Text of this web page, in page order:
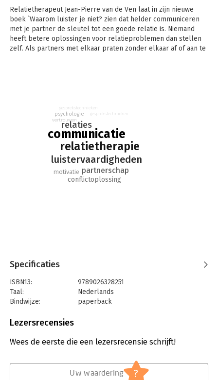
Relatietherapeut Jean-Pierre van de Ven laat in zijn nieuwe
boek `Waarom luister je niet? zien dat helder communiceren
met je partner de sleutel tot een goede relatie is. Niemand
heeft betere oplossingen voor relatieproblemen dan stellen
zelf. Als partners met elkaar praten zonder elkaar af of aan te
toegankelijke uitleg van psychologische theorieën, laat Jean-
Pierre van de Ven in `Waarom luister je niet? zien dat je zelf de
weg weet uit het woud van relatieproblemen.
communicatie
relatietherapie
luistervaardigheden
relaties
partnerschap
conflictoplossing
motivatie
vertrouwen
psychologie
gesprekstechnieken
gesprekstechnieken
Specificaties
ISBN13:
9789026328251
Taal:
Nederlands
Bindwijze:
paperback
Druk:
Lezersrecensies
Wees de eerste die een lezersrecensie schrijft!
Uw waardering ?